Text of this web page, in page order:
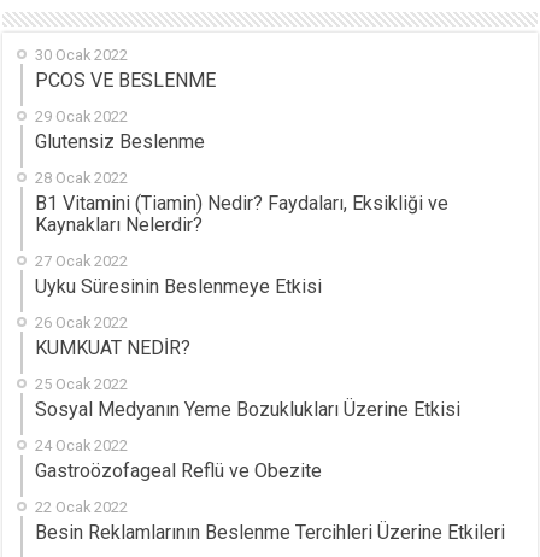
30 Ocak 2022
PCOS VE BESLENME
29 Ocak 2022
Glutensiz Beslenme
28 Ocak 2022
B1 Vitamini (Tiamin) Nedir? Faydaları, Eksikliği ve
Kaynakları Nelerdir?
27 Ocak 2022
Uyku Süresinin Beslenmeye Etkisi
26 Ocak 2022
KUMKUAT NEDİR?
25 Ocak 2022
Sosyal Medyanın Yeme Bozuklukları Üzerine Etkisi
24 Ocak 2022
Gastroözofageal Reflü ve Obezite
22 Ocak 2022
Besin Reklamlarının Beslenme Tercihleri Üzerine Etkileri